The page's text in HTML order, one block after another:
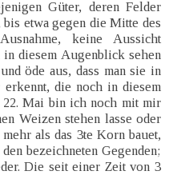
Güter, deren Felder
etwa gegen die Mitte des
keine Aussicht
diesem Augenblick sehen
öde aus, dass man sie in
die noch in diesem
22. Mai bin ich noch mit mir
Weizen stehen lasse oder
als das 3te Korn bauet,
bezeichneten Gegenden;
Die seit einer Zeit von 3